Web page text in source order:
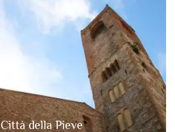
Città della Pieve